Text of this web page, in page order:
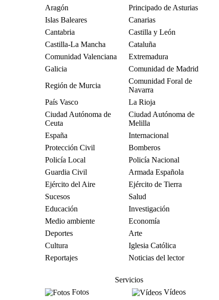
Aragón
Principado de Asturias
Islas Baleares
Canarias
Cantabria
Castilla y León
Castilla-La Mancha
Cataluña
Comunidad Valenciana
Extremadura
Galicia
Comunidad de Madrid
Región de Murcia
Comunidad Foral de
Navarra
País Vasco
La Rioja
Ciudad Autónoma de
Ceuta
Ciudad Autónoma de
Melilla
España
Internacional
Protección Civil
Bomberos
Policía Local
Policía Nacional
Guardia Civil
Armada Española
Ejército del Aire
Ejército de Tierra
Sucesos
Salud
Educación
Investigación
Medio ambiente
Economía
Deportes
Arte
Cultura
Iglesia Católica
Reportajes
Noticias del lector
Servicios
Fotos
Vídeos